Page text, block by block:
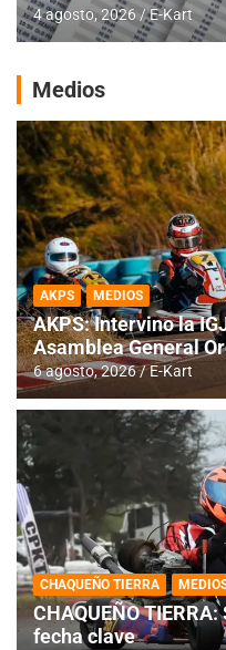
4 agosto, 2026 E-Kart
Medios
AKPS MEDIOS
AKPS: Intervino la
Asamblea General
6 agosto, 2026 E-Kart
CHAQUEÑO TIERRA
CHAQUEÑO
fecha clave